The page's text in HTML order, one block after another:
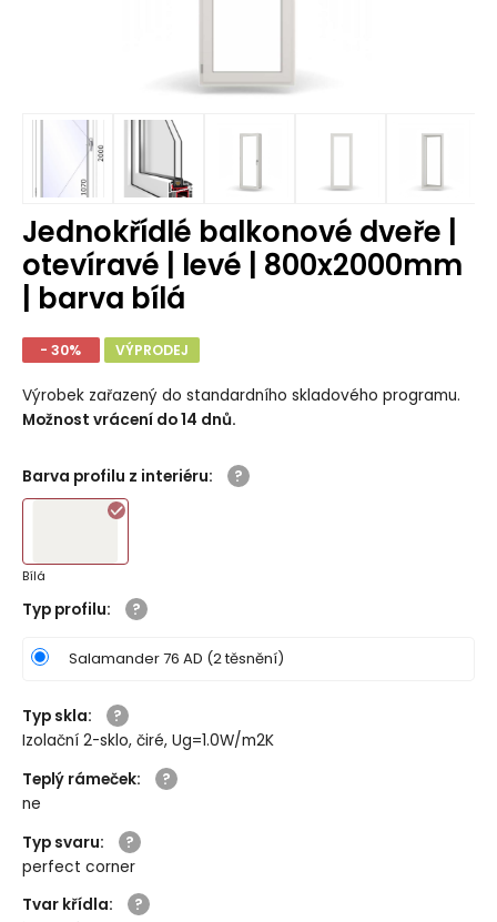
Jednokřídlé balkonové dveře |
otevíravé | levé | 800x2000mm
| barva bílá
- 30% VÝPRODEJ
Výrobek zařazený do standardního skladového programu.
Možnost vrácení do 14 dnů.
Barva profilu z interiéru:
Bílá
Typ profilu:
Salamander 76 AD (2 těsnění)
Typ skla:
Izolační 2-sklo, čiré, Ug=1.0W/m2K
Teplý rámeček:
ne
Typ svaru:
perfect corner
Tvar křídla: